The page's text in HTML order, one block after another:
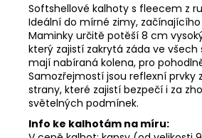
Softshellové kalhoty s fleecem z
Ideální do mírné zimy, začínajícího
Maminky určitě potěší 8 cm
který zajistí zakrytá záda ve
mají nabíraná kolena, pro
Samozřejmostí jsou reflexní prvky
strany, které zajistí bezpečí i za
světelných podmínek.
Info ke kalhotám na míru: